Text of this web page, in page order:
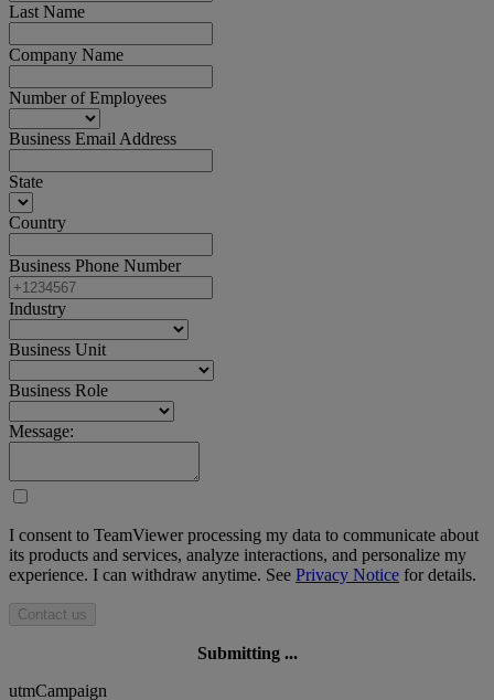
Last Name
Company Name
Number of Employees
Business Email Address
State
Country
Business Phone Number
Industry
Business Unit
Business Role
Message:
I consent to TeamViewer processing my data to communicate about
its products and services, analyze interactions, and personalize my
experience. I can withdraw anytime. See Privacy Notice for details.
Contact us
Submitting ...
utmCampaign